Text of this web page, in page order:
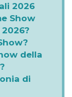
2026
Show
della
di